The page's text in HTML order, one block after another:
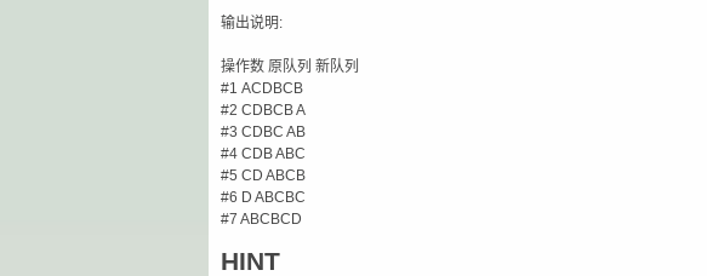
输出说明:
操作数 原队列 新队列
#1 ACDBCB
#2 CDBCB A
#3 CDBC AB
#4 CDB ABC
#5 CD ABCB
#6 D ABCBC
#7 ABCBCD
HINT